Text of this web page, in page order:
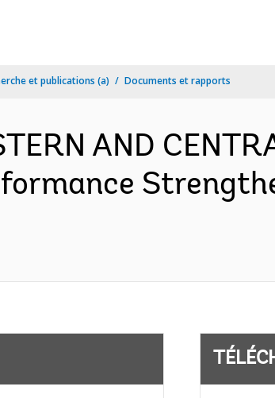
et publications (a) Documents et rapports
AND